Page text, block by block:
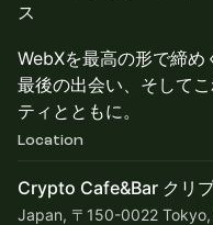
ス
WebXを最高の形で締
最後の出会い、そして
ティとともに。
Location
Crypto Cafe&Bar クリ
Japan, 〒150-0022